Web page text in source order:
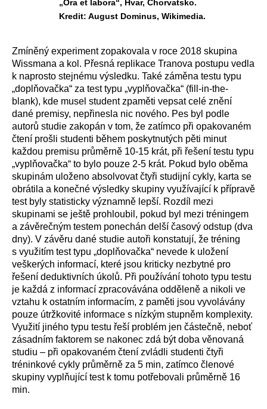
„Ora et labora“, Hvar, Chorvatsko.
Kredit: August Dominus, Wikimedia.
Zmíněný experiment zopakovala v roce 2018 skupina
Wissmana a kol. Přesná replikace Tranova postupu vedla
k naprosto stejnému výsledku. Také záměna testu typu
„doplňovačka“ za test typu „vyplňovačka“ (fill-in-the-
blank), kde musel student zpaměti vepsat celé znění
dané premisy, nepřinesla nic nového. Pes byl podle
autorů studie zakopán v tom, že zatímco při opakovaném
čtení prošli studenti během poskytnutých pěti minut
každou premisu průměrně 10-15 krát, při řešení testu typu
„vyplňovačka“ to bylo pouze 2-5 krát. Pokud bylo oběma
skupinám uloženo absolvovat čtyři studijní cykly, karta se
obrátila a konečné výsledky skupiny využívající k přípravě
test byly statisticky významně lepší. Rozdíl mezi
skupinami se ještě prohloubil, pokud byl mezi tréningem
a závěrečným testem ponechán delší časový odstup (dva
dny). V závěru dané studie autoři konstatují, že tréning
s využitím test typu „doplňovačka“ nevede k uložení
veškerých informací, které jsou kriticky nezbytné pro
řešení deduktivních úkolů. Při používání tohoto typu testu
je každá z informací zpracovávána odděleně a nikoli ve
vztahu k ostatním informacím, z paměti jsou vyvolávány
pouze útržkovité informace s nízkým stupněm komplexity.
Využití jiného typu testu řeší problém jen částečně, neboť
zásadním faktorem se nakonec zdá být doba věnovaná
studiu – při opakovaném čtení zvládli studenti čtyři
tréninkové cykly průměrně za 5 min, zatímco členové
skupiny vyplňující test k tomu potřebovali průměrně 16
min.